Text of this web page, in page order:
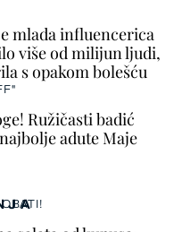
mlada influencerica
više od milijun ljudi,
s opakom bolešću
Ružičasti badić
adute Maje